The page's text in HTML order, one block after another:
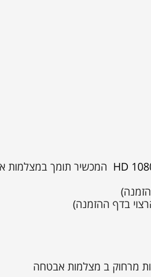
המכשיר תומך במצלמות
בדף ההזמנה)
מרחוק ב מצלמות אבטחה